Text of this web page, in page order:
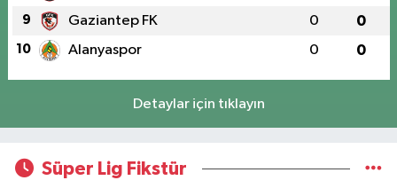
9 Gaziantep FK 0 0
10 Alanyaspor 0 0
Detaylar için tıklayın
Süper Lig Fikstür